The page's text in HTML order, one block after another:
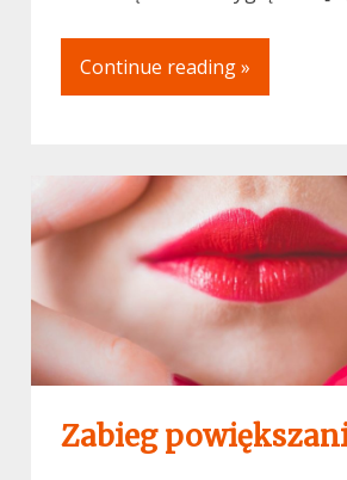
Continue reading »
Zabieg